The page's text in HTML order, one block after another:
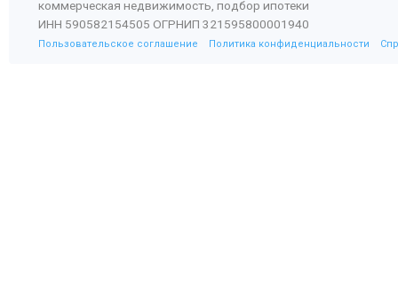
коммерческая недвижимость, подбор ипотеки
ИНН 590582154505 ОГРНИП 321595800001940
Пользовательское соглашение Политика конфиденциальности